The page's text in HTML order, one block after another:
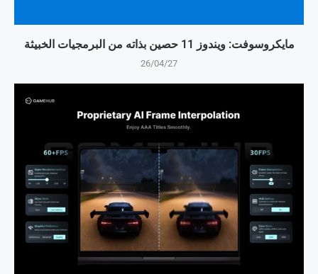
مايكروسوفت: ويندوز 11 حصين بذاته من البرمجيات الخبيثة
26/04/27